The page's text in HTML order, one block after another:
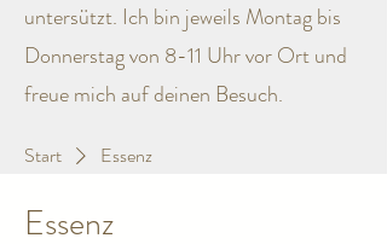
untersützt. Ich bin jeweils Montag bis
Donnerstag von 8-11 Uhr vor Ort und
freue mich auf deinen Besuch.
Start Essenz
Essenz